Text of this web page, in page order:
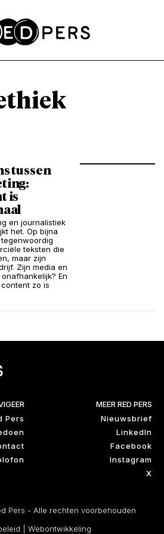
tussen
is
en journalistiek
het. Op bijna
teksten die
maar zijn
Zijn media en
En
zo is
Pers
MEER RED PERS
Nieuwsbrief
LinkedIn
Facebook
Instagram
X
Pers - Alle rechten voorbehouden
Webontwikkeling